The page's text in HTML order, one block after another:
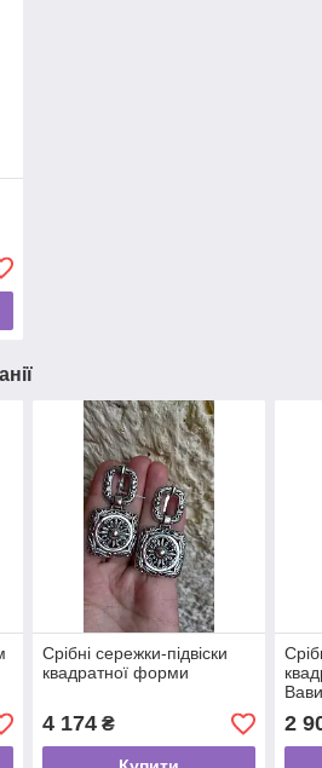
Срібні сережки-підвіски
квадратної форми
4 174₴ 2